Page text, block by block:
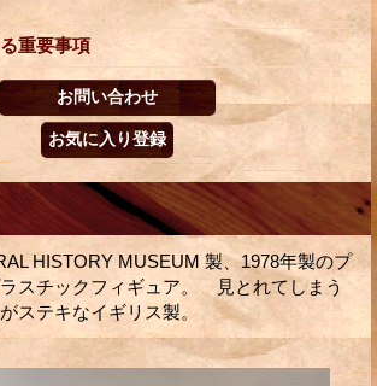
重要事項
HISTORY MUSEUM 製、1978年製のプ
スチックフィギュア。 見とれてしまう
ステキなイギリス製。